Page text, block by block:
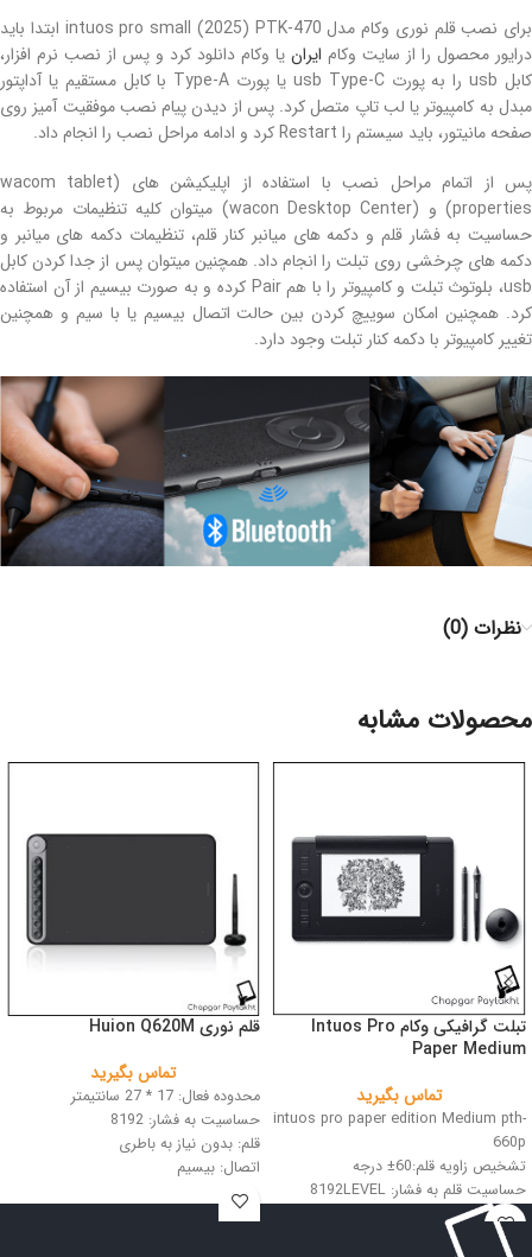
برای نصب قلم نوری وکام مدل intuos pro small (2025) PTK-470 ابتدا باید
درایور محصول را از سایت وکام ایران یا وکام دانلود کرد و پس از نصب نرم افزار،
کابل usb را به پورت usb Type-C یا پورت Type-A با کابل مستقیم یا آداپتور
مبدل به کامپیوتر یا لب تاپ متصل کرد. پس از دیدن پیام نصب موفقیت آمیز روی
صفحه مانیتور، باید سیستم را Restart کرد و ادامه مراحل نصب را انجام داد.
پس از اتمام مراحل نصب با استفاده از اپلیکیشن های (wacom tablet
properties) و (wacon Desktop Center) میتوان کلیه تنظیمات مربوط به
حساسیت به فشار قلم و دکمه های میانبر کنار قلم، تنظیمات دکمه های میانبر و
دکمه های چرخشی روی تبلت را انجام داد. همچنین میتوان پس از جدا کردن کابل
usb، بلوتوث تبلت و کامپیوتر را با هم Pair کرده و به صورت بیسیم از آن استفاده
کرد. همچنین امکان سوییچ کردن بین حالت اتصال بیسیم یا با سیم و همچنین
تغییر کامپیوتر با دکمه کنار تبلت وجود دارد.
نظرات (0)
محصولات مشابه
تبلت گرافیکی وکام Intuos Pro
Paper Medium
تماس بگیرید
intuos pro paper edition Medium pth-
660p
تشخیص زاویه قلم:60± درجه
حساسیت قلم به فشار: 8192LEVEL
رزولوشن: 5080LPI
اندازه کاغذ A5
قلم نوری Huion Q620M
تماس بگیرید
محدوده فعال: 17 * 27 سانتیمتر
حساسیت به فشار: 8192
قلم: بدون نیاز به باطری
اتصال: بیسیم
رنگ: مشکی